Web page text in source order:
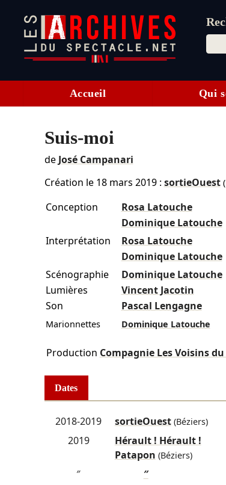
Accueil Qui
Suis-moi
de José Campanari
Création le 18 mars 2019: sortieOuest
Conception
Rosa Latouche
Dominique Latouche
Interprétation
Rosa Latouche
Dominique Latouche
Scénographie
Dominique Latouche
Lumières
Vincent Jacotin
Son
Pascal Lengagne
Marionnettes Dominique Latouche
Production Compagnie Les Voisins du
Dates
2018-2019 sortieOuest(Béziers)
2019
Hérault ! Hérault !
Patapon (Béziers)
″ ″